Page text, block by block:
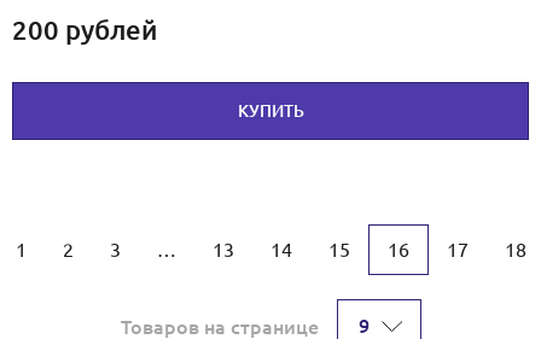
200 рублей
КУПИТЬ
1 2 3 … 13 14 15 16 17 18
Товаров на странице 9